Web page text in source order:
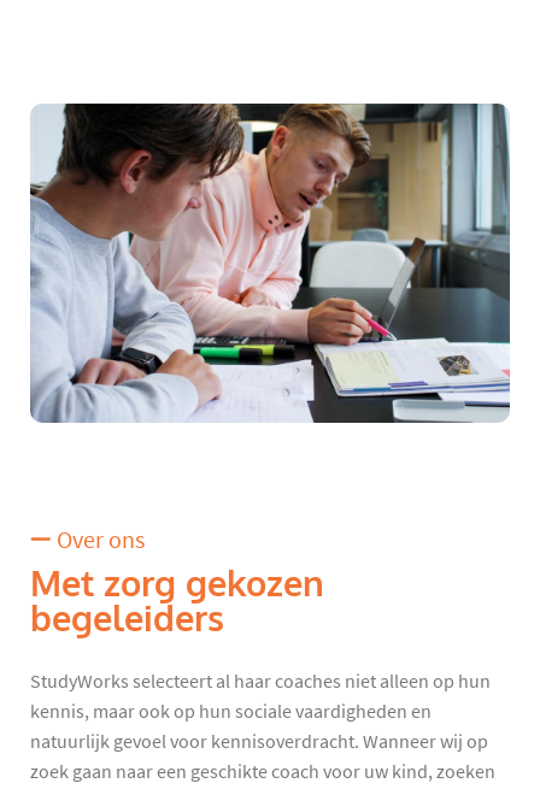
Over ons
Met zorg gekozen
begeleiders
StudyWorks selecteert al haar coaches niet alleen op hun
kennis, maar ook op hun sociale vaardigheden en
natuurlijk gevoel voor kennisoverdracht. Wanneer wij op
zoek gaan naar een geschikte coach voor uw kind, zoeken